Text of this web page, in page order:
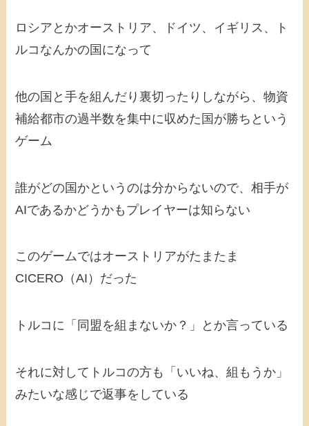
ロシアとかオーストリア、ドイツ、イギリス、ト
ルコなんかの国になって
他の国と手を組んだり裏切ったりしながら、物資
補給都市の過半数を集中に収めた国が勝ちという
ゲーム
誰がどの国かというのは分からないので、相手が
AIであるかどうかもプレイヤーは知らない
このゲームではオーストリアがたまたま
CICERO（AI）だった
トルコに「同盟を組まないか？」とか言っている
それに対してトルコの方も「いいね、組もうか」
みたいな感じで返事をしている